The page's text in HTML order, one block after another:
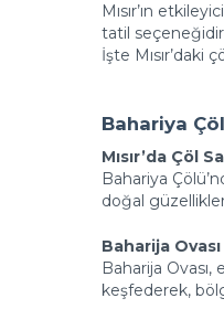
Mısır’ın
tatil
İşte Mısır’daki
Bahariya
Mısır’da Çöl
Bahariya
doğal
Baharija Ovası
Baharija Ovası,
keşfederek,